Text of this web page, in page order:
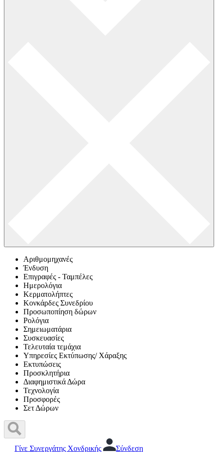
Αριθμομηχανές
Ένδυση
Επιγραφές - Ταμπέλες
Ημερολόγια
Κερματολήπτες
Κονκάρδες Συνεδρίου
Προσωποπίηση δώρων
Ρολόγια
Σημειωματάρια
Συσκευασίες
Τελευταία τεμάχια
Υπηρεσίες Εκτύπωσης/ Χάραξης
Εκτυπώσεις
Προσκλητήρια
Διαφημιστικά Δώρα
Τεχνολογία
Προσφορές
Σετ Δώρων
Γίνε Συνεργάτης Χονδρικής Σύνδεση